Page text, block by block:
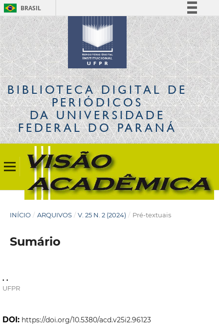
BRASIL
Simplifique!
Comunica BR
Participe
Acesso à informação
Legislação
Canais
BIBLIOTECA DIGITALDE
PERIÓDICOS
DA UNIVERSIDADE
FEDERAL DO PARANÁ
INÍCIO / ARQUIVOS / V. 25 N. 2 (2024) / Pré-textuais
Sumário
. .
UFPR
DOI: https://doi.org/10.5380/acd.v25i2.96123